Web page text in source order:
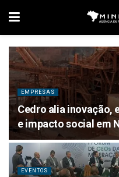
EMPRESAS
Cedro alia inovação,
e impacto social em
EVENTOS